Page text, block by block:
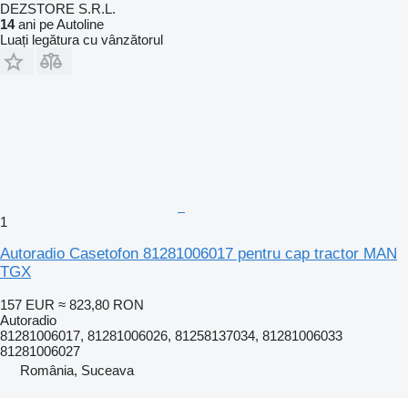
DEZSTORE S.R.L.
14ani pe Autoline
Luați legătura cu vânzătorul
1
Autoradio Casetofon 81281006017 pentru cap tractor MAN
TGX
157 EUR ≈ 823,80 RON
Autoradio
81281006017, 81281006026, 81258137034, 81281006033
81281006027
România, Suceava